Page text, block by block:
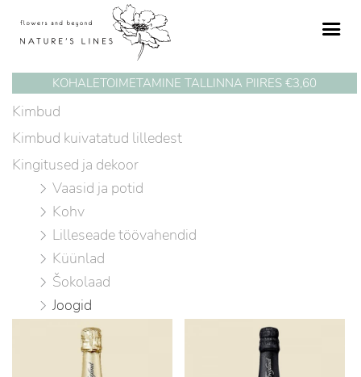
content
KOHALETOIMETAMINE TALLINNA PIIRES €3,60
Kimbud
Kimbud kuivatatud lilledest
Kingitused ja dekoor
Vaasid ja potid
Kohv
Lilleseade töövahendid
Küünlad
Šokolaad
Joogid